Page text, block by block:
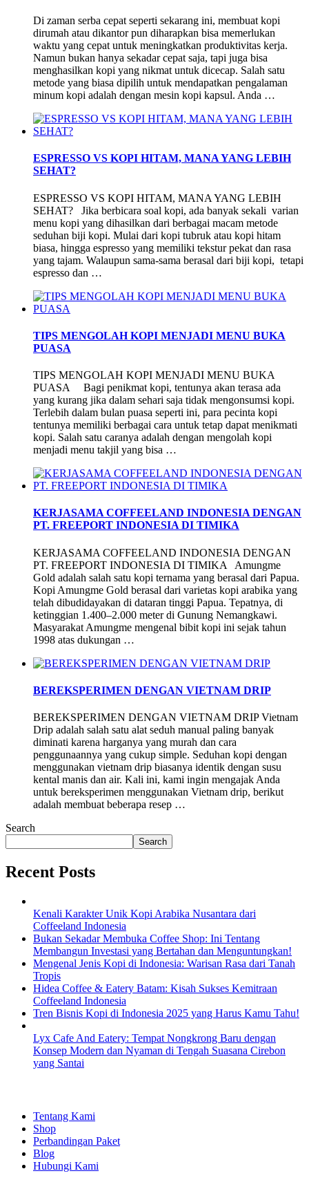
Di zaman serba cepat seperti sekarang ini, membuat kopi
dirumah atau dikantor pun diharapkan bisa memerlukan
waktu yang cepat untuk meningkatkan produktivitas kerja.
Namun bukan hanya sekadar cepat saja, tapi juga bisa
menghasilkan kopi yang nikmat untuk dicecap. Salah satu
metode yang biasa dipilih untuk mendapatkan pengalaman
minum kopi adalah dengan mesin kopi kapsul. Anda …
ESPRESSO VS KOPI HITAM, MANA YANG LEBIH
SEHAT?
ESPRESSO VS KOPI HITAM, MANA YANG LEBIH
SEHAT? Jika berbicara soal kopi, ada banyak sekali varian
menu kopi yang dihasilkan dari berbagai macam metode
seduhan biji kopi. Mulai dari kopi tubruk atau kopi hitam
biasa, hingga espresso yang memiliki tekstur pekat dan rasa
yang tajam. Walaupun sama-sama berasal dari biji kopi, tetapi
espresso dan …
TIPS MENGOLAH KOPI MENJADI MENU BUKA
PUASA
TIPS MENGOLAH KOPI MENJADI MENU BUKA
PUASA Bagi penikmat kopi, tentunya akan terasa ada
yang kurang jika dalam sehari saja tidak mengonsumsi kopi.
Terlebih dalam bulan puasa seperti ini, para pecinta kopi
tentunya memiliki berbagai cara untuk tetap dapat menikmati
kopi. Salah satu caranya adalah dengan mengolah kopi
menjadi menu takjil yang bisa …
KERJASAMA COFFEELAND INDONESIA DENGAN
PT. FREEPORT INDONESIA DI TIMIKA
KERJASAMA COFFEELAND INDONESIA DENGAN
PT. FREEPORT INDONESIA DI TIMIKA Amungme
Gold adalah salah satu kopi ternama yang berasal dari Papua.
Kopi Amungme Gold berasal dari varietas kopi arabika yang
telah dibudidayakan di dataran tinggi Papua. Tepatnya, di
ketinggian 1.400–2.000 meter di Gunung Nemangkawi.
Masyarakat Amungme mengenal bibit kopi ini sejak tahun
1998 atas dukungan …
BEREKSPERIMEN DENGAN VIETNAM DRIP
BEREKSPERIMEN DENGAN VIETNAM DRIP Vietnam
Drip adalah salah satu alat seduh manual paling banyak
diminati karena harganya yang murah dan cara
penggunaannya yang cukup simple. Seduhan kopi dengan
menggunakan vietnam drip biasanya identik dengan susu
kental manis dan air. Kali ini, kami ingin mengajak Anda
untuk bereksperimen menggunakan Vietnam drip, berikut
adalah membuat beberapa resep …
Search
Search
Recent Posts
Kenali Karakter Unik Kopi Arabika Nusantara dari
Coffeeland Indonesia
Bukan Sekadar Membuka Coffee Shop: Ini Tentang
Membangun Investasi yang Bertahan dan Menguntungkan!
Mengenal Jenis Kopi di Indonesia: Warisan Rasa dari Tanah
Tropis
Hidea Coffee & Eatery Batam: Kisah Sukses Kemitraan
Coffeeland Indonesia
Tren Bisnis Kopi di Indonesia 2025 yang Harus Kamu Tahu!
Lyx Cafe And Eatery: Tempat Nongkrong Baru dengan
Konsep Modern dan Nyaman di Tengah Suasana Cirebon
yang Santai
Tentang Kami
Shop
Perbandingan Paket
Blog
Hubungi Kami